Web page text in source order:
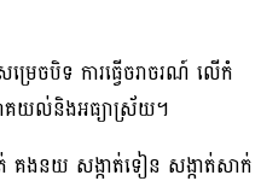
រេចបិទ ការធ្វើចរាចរណ៍ លើកំ
ោគយល់និងអធ្យាស្រ័យ។
គងនយ សង្កាត់ទៀន សង្កាត់សាក់